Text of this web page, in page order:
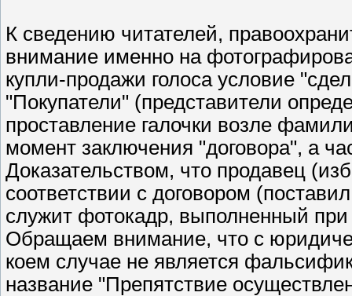
К сведению читателей,
внимание именно на
купли-продажи голоса условие
"Покупатели" (представители
проставление галочки возле
момент заключения "договора", а
Доказательством, что продавец
соответствии с договором
служит фотокадр, выполненный
Обращаем внимание, что с
коем случае не является
название "Препятствие